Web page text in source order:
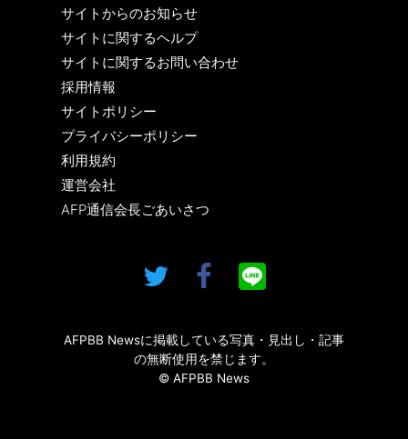
サイトからのお知らせ
サイトに関するヘルプ
サイトに関するお問い合わせ
採用情報
サイトポリシー
プライバシーポリシー
利用規約
運営会社
AFP通信会長ごあいさつ
AFPBB Newsに掲載している写真・見出し・記事
の無断使用を禁じます。
© AFPBB News